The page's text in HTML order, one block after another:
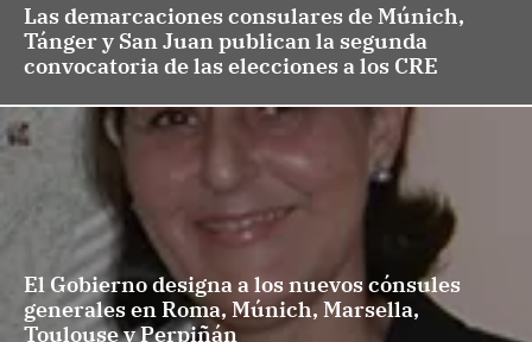
Las demarcaciones consulares de Múnich,
Tánger y San Juan publican la segunda
convocatoria de las elecciones a los CRE
El Gobierno designa a los nuevos cónsules
generales en Roma, Múnich, Marsella,
Toulouse y Perpiñán